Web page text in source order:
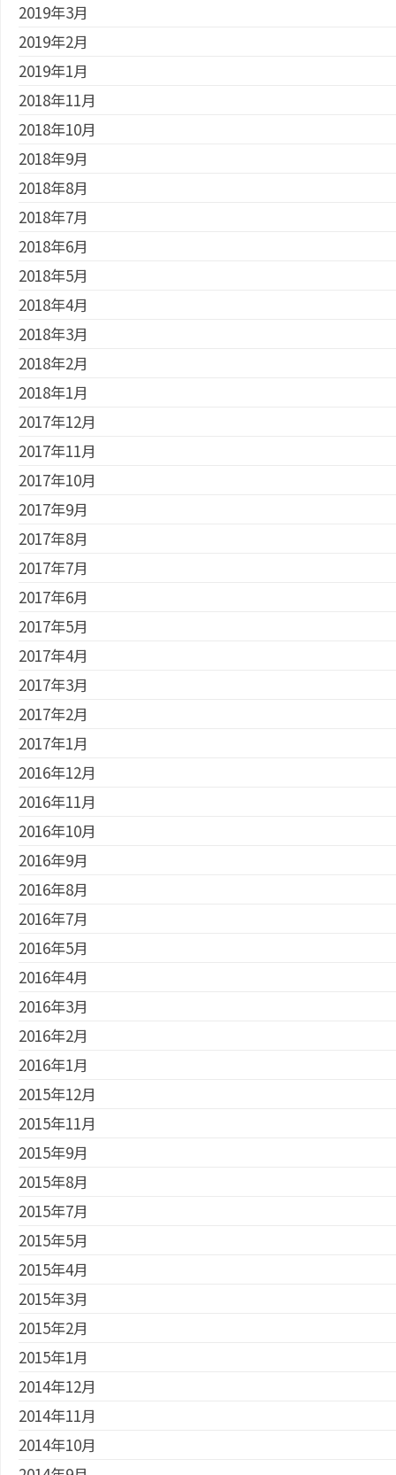
2019年3月
2019年2月
2019年1月
2018年11月
2018年10月
2018年9月
2018年8月
2018年7月
2018年6月
2018年5月
2018年4月
2018年3月
2018年2月
2018年1月
2017年12月
2017年11月
2017年10月
2017年9月
2017年8月
2017年7月
2017年6月
2017年5月
2017年4月
2017年3月
2017年2月
2017年1月
2016年12月
2016年11月
2016年10月
2016年9月
2016年8月
2016年7月
2016年5月
2016年4月
2016年3月
2016年2月
2016年1月
2015年12月
2015年11月
2015年9月
2015年8月
2015年7月
2015年5月
2015年4月
2015年3月
2015年2月
2015年1月
2014年12月
2014年11月
2014年10月